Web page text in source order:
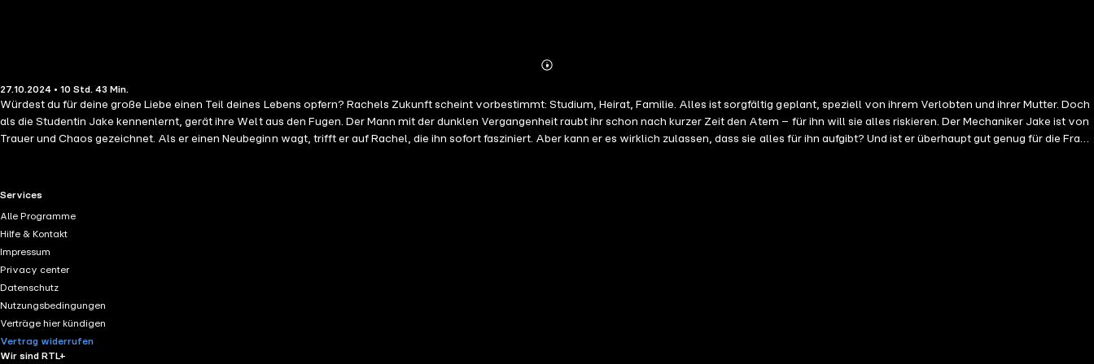
Mehr
27.10.2024 • 10 Std. 43 Min.
Würdest du für deine große Liebe einen Teil deines Lebens opfern? Rachels Zukunft scheint vorbestimmt: Studium, Heirat, Familie. Alles ist sorgfältig geplant, speziell von ihrem Verlobten und ihrer Mutter. Doch
als die Studentin Jake kennenlernt, gerät ihre Welt aus den Fugen. Der Mann mit der dunklen Vergangenheit raubt ihr schon nach kurzer Zeit den Atem – für ihn will sie alles riskieren. Der Mechaniker Jake ist von
Trauer und Chaos gezeichnet. Als er einen Neubeginn wagt, trifft er auf Rachel, die ihn sofort fasziniert. Aber kann er es wirklich zulassen, dass sie alles für ihn aufgibt? Und ist er überhaupt gut genug für die Frau,
RTL+ useful links.
Services
Alle Programme
Hilfe & Kontakt
Impressum
Privacy center
Datenschutz
Nutzungsbedingungen
Verträge hier kündigen
Vertrag widerrufen
Wir sind RTL+